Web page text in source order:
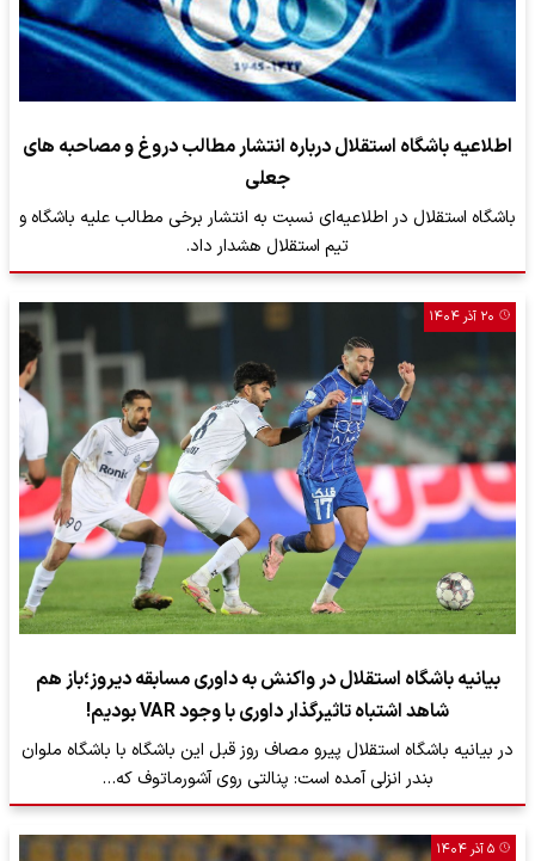
اطلاعیه باشگاه استقلال درباره انتشار مطالب دروغ و مصاحبه های
جعلی
باشگاه استقلال در اطلاعیه‌ای نسبت به انتشار برخی مطالب علیه باشگاه و
تیم استقلال هشدار داد.
۲۰ آذر ۱۴۰۴
بیانیه باشگاه استقلال در واکنش به داوری مسابقه دیروز؛باز هم
شاهد اشتباه تاثیرگذار داوری با وجود VAR بودیم!
در بیانیه باشگاه استقلال پیرو مصاف روز قبل این باشگاه با باشگاه ملوان
بندر انزلی آمده است: پنالتی روی آشورماتوف که…
۵ آذر ۱۴۰۴